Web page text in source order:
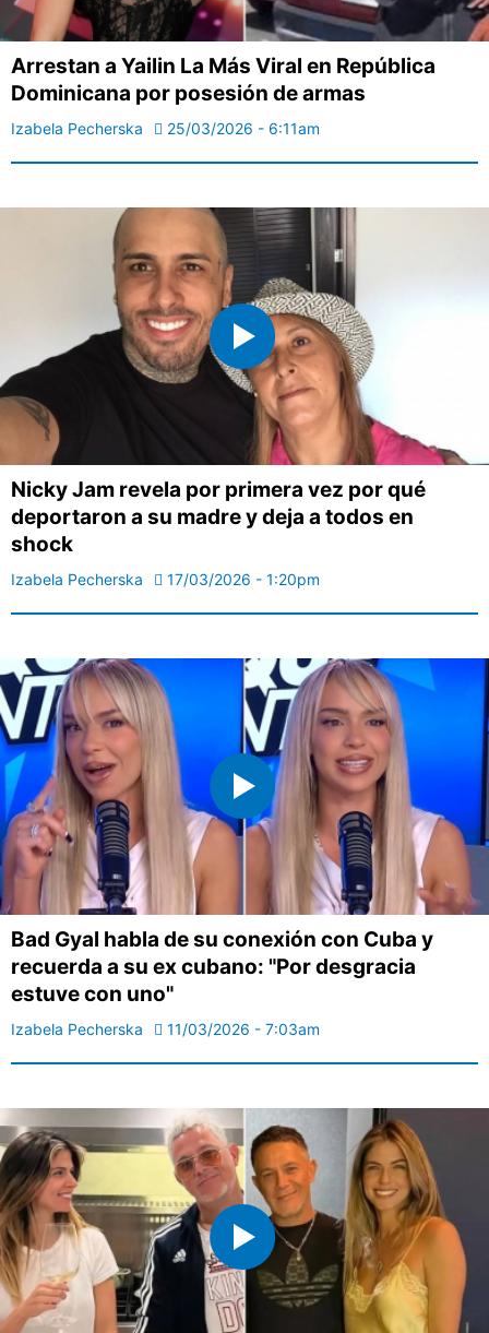
Arrestan a Yailin La Más Viral en República
Dominicana por posesión de armas
Izabela Pecherska 25/03/2026 - 6:11am
Nicky Jam revela por primera vez por qué
deportaron a su madre y deja a todos en
shock
Izabela Pecherska 17/03/2026 - 1:20pm
Bad Gyal habla de su conexión con Cuba y
recuerda a su ex cubano: "Por desgracia
estuve con uno"
Izabela Pecherska 11/03/2026 - 7:03am